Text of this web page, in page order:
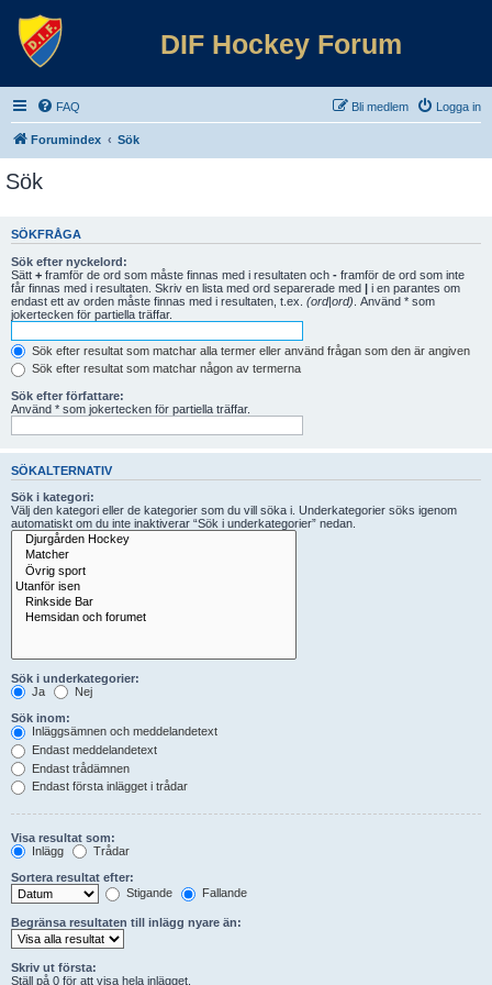
DIF Hockey Forum
FAQ Logga in
Bli medlem
Forumindex Sök
Sök
SÖKFRÅGA
Sök efter nyckelord:
Sätt + framför de ord som måste finnas med i resultaten och - framför de ord som inte
får finnas med i resultaten. Skriv en lista med ord separerade med | i en parantes om
endast ett av orden måste finnas med i resultaten, t.ex. (ord|ord) . Använd * som
jokertecken för partiella träffar.
Sök efter resultat som matchar alla termer eller använd frågan som den är angiven
Sök efter resultat som matchar någon av termerna
Sök efter författare:
Använd * som jokertecken för partiella träffar.
SÖKALTERNATIV
Sök i kategori:
Välj den kategori eller de kategorier som du vill söka i. Underkategorier söks igenom
automatiskt om du inte inaktiverar “Sök i underkategorier” nedan.
Sök i underkategorier:
Ja
Nej
Sök inom:
Inläggsämnen och meddelandetext
Endast meddelandetext
Endast trådämnen
Endast första inlägget i trådar
Visa resultat som:
Inlägg
Trådar
Sortera resultat efter:
Stigande
Fallande
Begränsa resultaten till inlägg nyare än:
Skriv ut första:
Ställ på 0 för att visa hela inlägget.